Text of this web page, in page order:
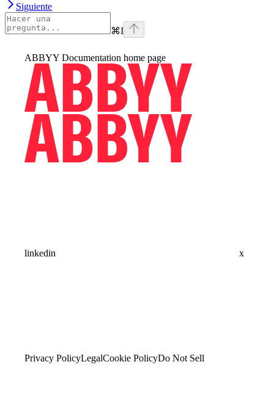
Siguiente
⌘I
ABBYY Documentation home page
linkedin x
Privacy PolicyLegalCookie PolicyDo Not Sell